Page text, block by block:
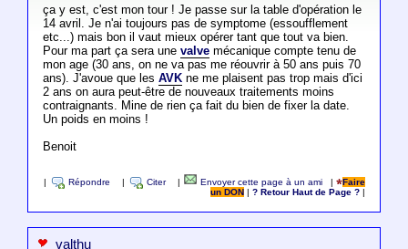
ça y est, c'est mon tour ! Je passe sur la table d'opération le
14 avril. Je n'ai toujours pas de symptome (essoufflement
etc...) mais bon il vaut mieux opérer tant que tout va bien.
Pour ma part ça sera une valvemécanique compte tenu de
mon age (30 ans, on ne va pas me réouvrir à 50 ans puis 70
ans). J'avoue que les AVKne me plaisent pas trop mais d'ici
2 ans on aura peut-être de nouveaux traitements moins
contraignants. Mine de rien ça fait du bien de fixer la date.
Un poids en moins !
Benoit
Répondre Citer Envoyer cette page à un ami |
Faire
un DON
|? Retour Haut de Page ?
valthu